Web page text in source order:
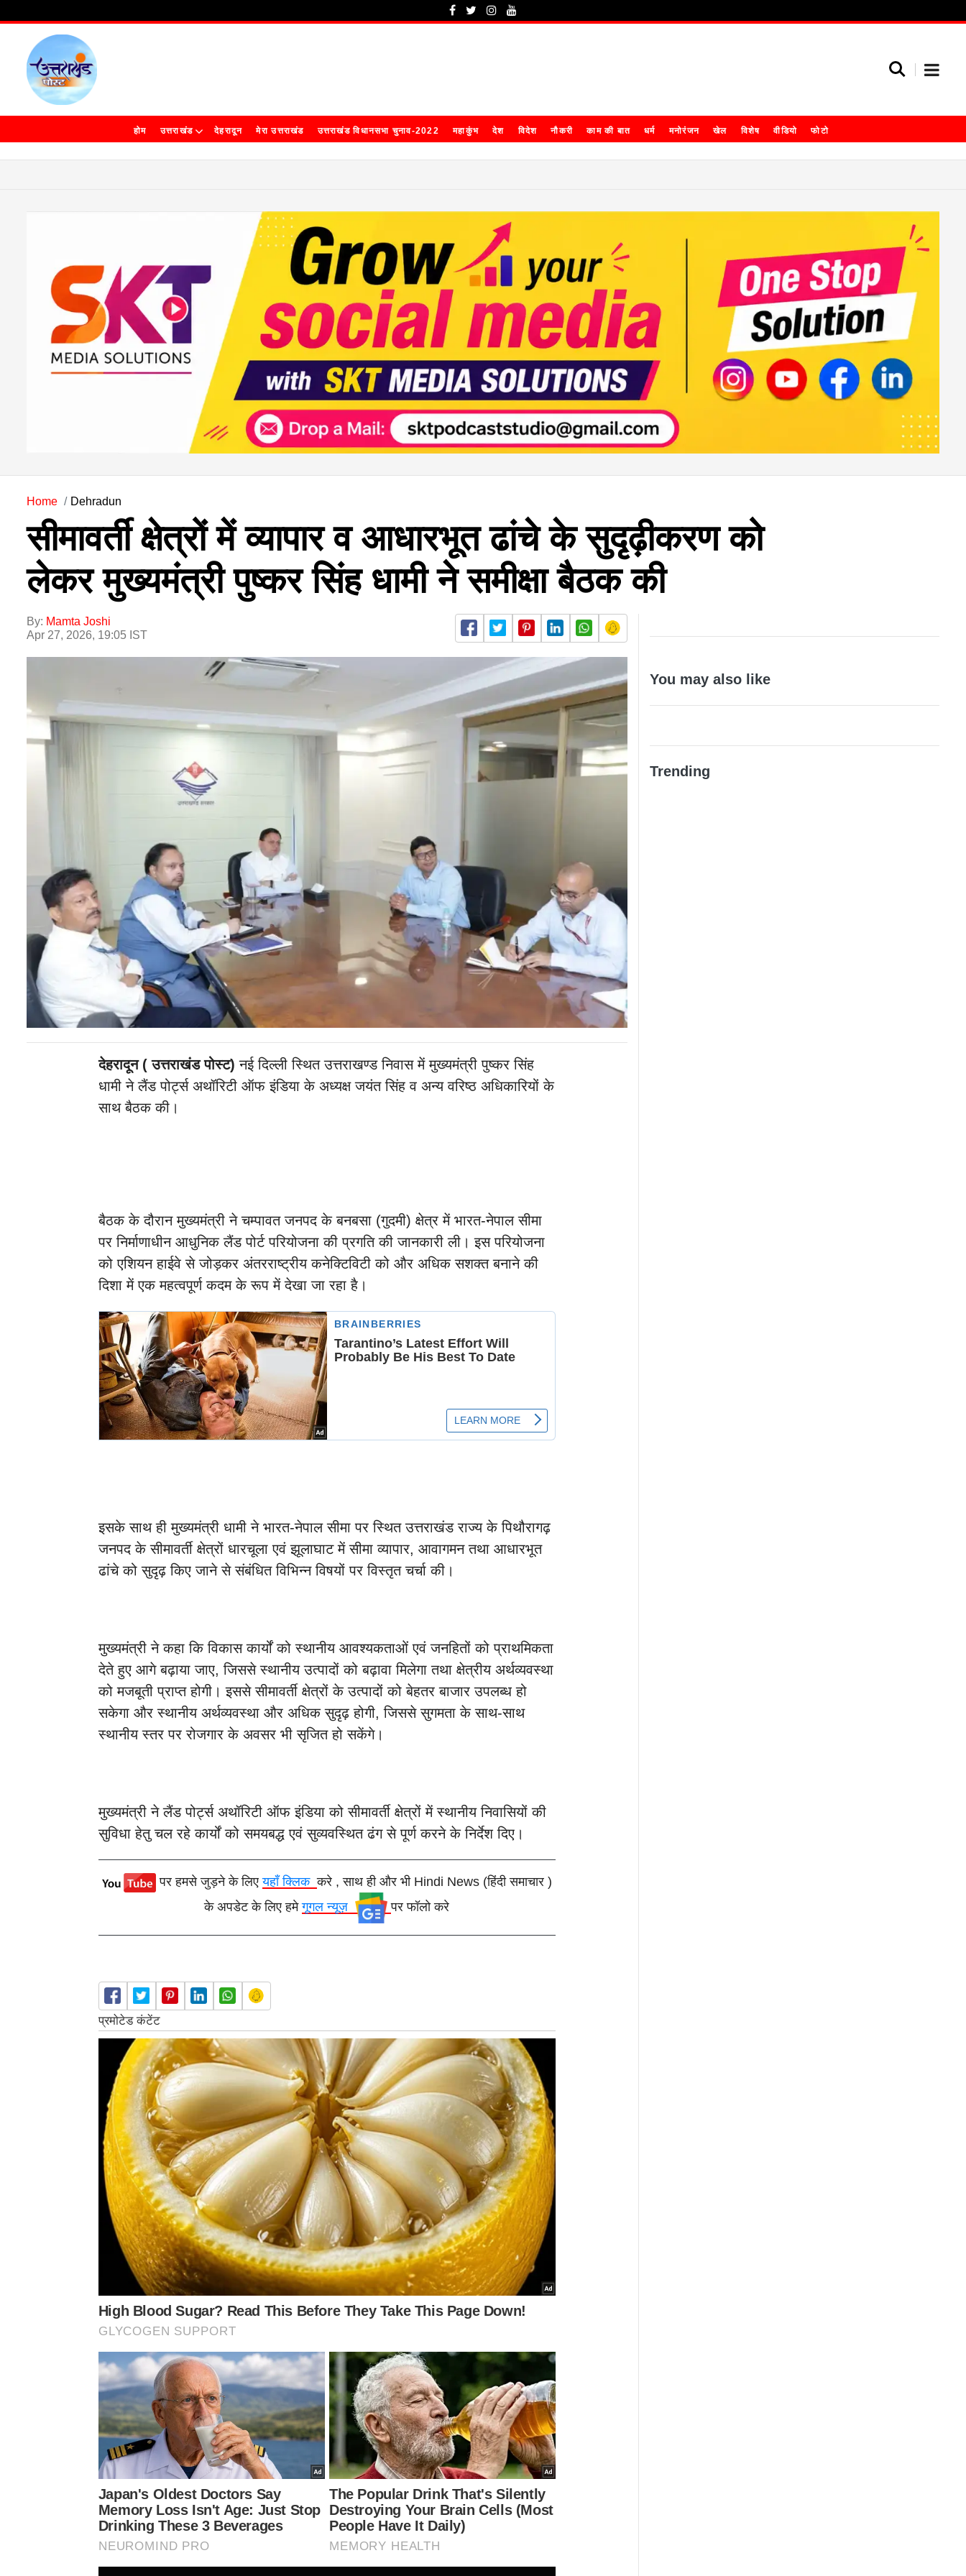
होम उत्तराखंड देहरादून मेरा उत्तराखंड उत्तराखंड विधानसभा चुनाव-2022 महाकुंभ देश विदेश नौकरी काम की बात धर्म मनोरंजन खेल विशेष वीडियो फोटो
Home Dehradun
सीमावर्ती क्षेत्रों में व्यापार व आधारभूत ढांचे के सुदृढ़ीकरण को
लेकर मुख्यमंत्री पुष्कर सिंह धामी ने समीक्षा बैठक की
By: Mamta Joshi
Apr 27, 2026, 19:05 IST
देहरादून ( उत्तराखंड पोस्ट) नई दिल्ली स्थित उत्तराखण्ड निवास में मुख्यमंत्री पुष्कर सिंह
धामी ने लैंड पोर्ट्स अथॉरिटी ऑफ इंडिया के अध्यक्ष जयंत सिंह व अन्य वरिष्ठ अधिकारियों के
साथ बैठक की।
बैठक के दौरान मुख्यमंत्री ने चम्पावत जनपद के बनबसा (गुदमी) क्षेत्र में भारत-नेपाल सीमा
पर निर्माणाधीन आधुनिक लैंड पोर्ट परियोजना की प्रगति की जानकारी ली। इस परियोजना
को एशियन हाईवे से जोड़कर अंतरराष्ट्रीय कनेक्टिविटी को और अधिक सशक्त बनाने की
दिशा में एक महत्वपूर्ण कदम के रूप में देखा जा रहा है।
इसके साथ ही मुख्यमंत्री धामी ने भारत-नेपाल सीमा पर स्थित उत्तराखंड राज्य के पिथौरागढ़
जनपद के सीमावर्ती क्षेत्रों धारचूला एवं झूलाघाट में सीमा व्यापार, आवागमन तथा आधारभूत
ढांचे को सुदृढ़ किए जाने से संबंधित विभिन्न विषयों पर विस्तृत चर्चा की।
मुख्यमंत्री ने कहा कि विकास कार्यों को स्थानीय आवश्यकताओं एवं जनहितों को प्राथमिकता
देते हुए आगे बढ़ाया जाए, जिससे स्थानीय उत्पादों को बढ़ावा मिलेगा तथा क्षेत्रीय अर्थव्यवस्था
को मजबूती प्राप्त होगी। इससे सीमावर्ती क्षेत्रों के उत्पादों को बेहतर बाजार उपलब्ध हो
सकेगा और स्थानीय अर्थव्यवस्था और अधिक सुदृढ़ होगी, जिससे सुगमता के साथ-साथ
स्थानीय स्तर पर रोजगार के अवसर भी सृजित हो सकेंगे।
मुख्यमंत्री ने लैंड पोर्ट्स अथॉरिटी ऑफ इंडिया को सीमावर्ती क्षेत्रों में स्थानीय निवासियों की
सुविधा हेतु चल रहे कार्यों को समयबद्ध एवं सुव्यवस्थित ढंग से पूर्ण करने के निर्देश दिए।
पर हमसे जुड़ने के लिएयहाँ क्लिककरे , साथ ही और भी Hindi News (हिंदी समाचार )
के अपडेट के लिए हमेगूगल न्यूज़ पर फॉलो करे
You may also like
Trending